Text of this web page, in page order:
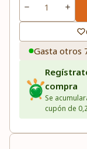
Gasta otros
compra
Se
cupón de